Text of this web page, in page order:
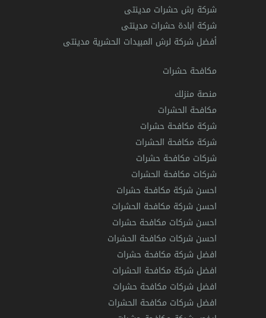
شركة رش حشرات مدينتى
شركة ابادة حشرات مدينتى
أفضل شركة لرش المبيدات الحشرية مدينتى
مكافحة حشرات
منصة منزلك
مكافحة الحشرات
شركة مكافحة حشرات
شركة مكافحة الحشرات
شركات مكافحة حشرات
شركات مكافحة الحشرات
احسن شركة مكافحة حشرات
احسن شركة مكافحة الحشرات
احسن شركات مكافحة حشرات
احسن شركات مكافحة الحشرات
افضل شركة مكافحة حشرات
افضل شركة مكافحة الحشرات
افضل شركات مكافحة حشرات
افضل شركات مكافحة الحشرات